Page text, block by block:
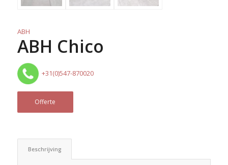
ABH
ABH Chico
+31(0)547-870020
Offerte
Beschrijving